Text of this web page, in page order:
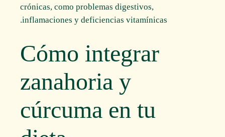
crónicas, como problemas digestivos,
inflamaciones y deficiencias vitamínicas.
Cómo integrar
zanahoria y
cúrcuma en tu